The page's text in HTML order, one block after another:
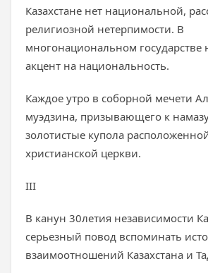
Казахстане нет национальной,
религиозной нетерпимости. В
многонациональном государстве
акцент на национальность.
Каждое утро в соборной мечети
муэдзина, призывающего к
золотистые купола
христианской церкви.
III
В канун 30летия независимости
серьезный повод вспоминать
взаимоотношений Казахстана и